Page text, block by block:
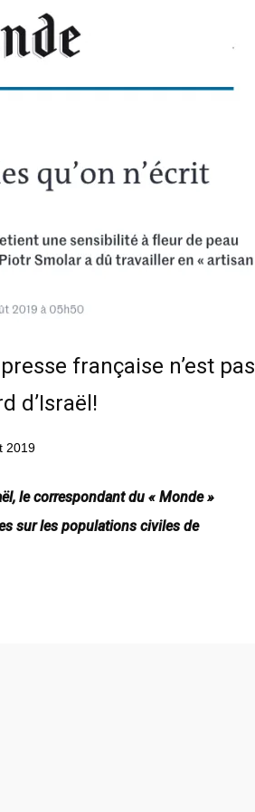
française n’est pas
d’Israël!
2019
le correspondant du « Monde »
sur les populations civiles de